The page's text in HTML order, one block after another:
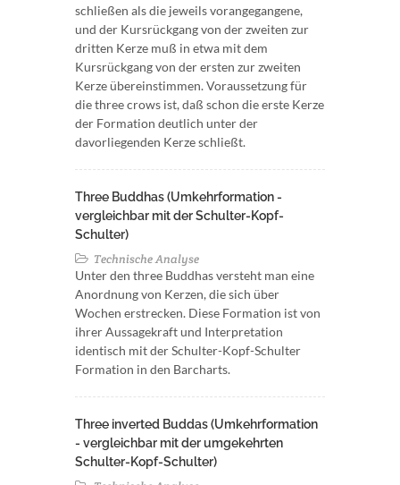
schließen als die jeweils vorangegangene,
und der Kursrückgang von der zweiten zur
dritten Kerze muß in etwa mit dem
Kursrückgang von der ersten zur zweiten
Kerze übereinstimmen. Voraussetzung für
die three crows ist, daß schon die erste Kerze
der Formation deutlich unter der
davorliegenden Kerze schließt.
Three Buddhas (Umkehrformation -
vergleichbar mit der Schulter-Kopf-
Schulter)
Technische Analyse
Unter den three Buddhas versteht man eine
Anordnung von Kerzen, die sich über
Wochen erstrecken. Diese Formation ist von
ihrer Aussagekraft und Interpretation
identisch mit der Schulter-Kopf-Schulter
Formation in den Barcharts.
Three inverted Buddas (Umkehrformation
- vergleichbar mit der umgekehrten
Schulter-Kopf-Schulter)